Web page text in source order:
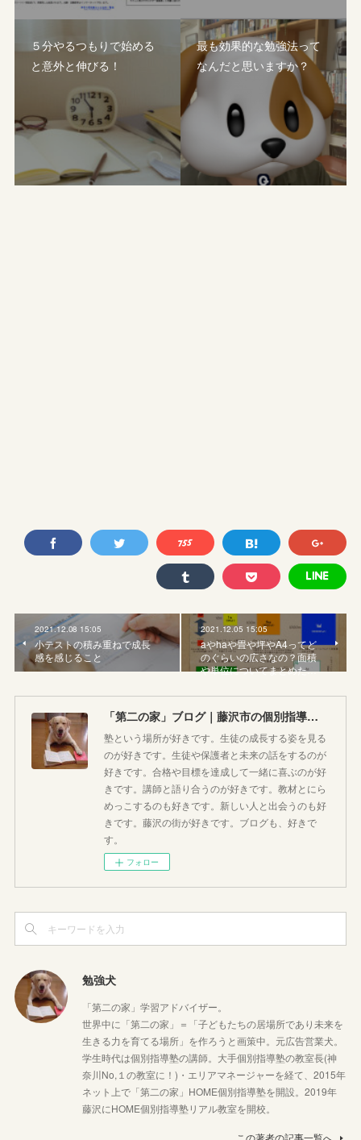
５分やるつもりで始める
と意外と伸びる！
最も効果的な勉強法って
なんだと思いますか？
2021.12.08 15:05
小テストの積み重ねで成長
感を感じること
2021.12.05 15:05
aやhaや畳や坪やA4ってど
のぐらいの広さなの？面積
や単位についてまとめた…
「第二の家」ブログ｜藤沢市の個別指導塾のお話
塾という場所が好きです。生徒の成長する姿を見る
のが好きです。生徒や保護者と未来の話をするのが
好きです。合格や目標を達成して一緒に喜ぶのが好
きです。講師と語り合うのが好きです。教材とにら
めっこするのも好きです。新しい人と出会うのも好
きです。藤沢の街が好きです。ブログも、好きで
す。
フォロー
勉強犬
「第二の家」学習アドバイザー。
世界中に「第二の家」＝「子どもたちの居場所であり未来を
生きる力を育てる場所」を作ろうと画策中。元広告営業犬。
学生時代は個別指導塾の講師。大手個別指導塾の教室長(神
奈川No,１の教室に！)・エリアマネージャーを経て、2015年
ネット上で「第二の家」HOME個別指導塾を開設。2019年
藤沢にHOME個別指導塾リアル教室を開校。
この著者の記事一覧へ